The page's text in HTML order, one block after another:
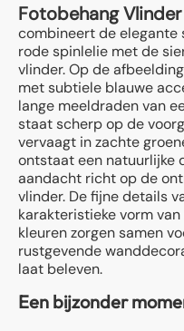
Fotobehang
combineert de elegante
rode spinlelie met de
vlinder. Op de
met subtiele blauwe
lange meeldraden van
staat scherp op de
vervaagt in zachte
ontstaat een natuurlijke
aandacht richt op de
vlinder. De fijne details
karakteristieke vorm
kleuren zorgen samen
rustgevende
laat beleven.
Een bijzonder